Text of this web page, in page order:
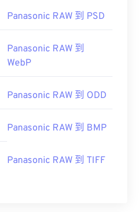
Panasonic RAW 到 PSD
Panasonic RAW 到
WebP
Panasonic RAW 到 ODD
Panasonic RAW 到 BMP
Panasonic RAW 到 TIFF